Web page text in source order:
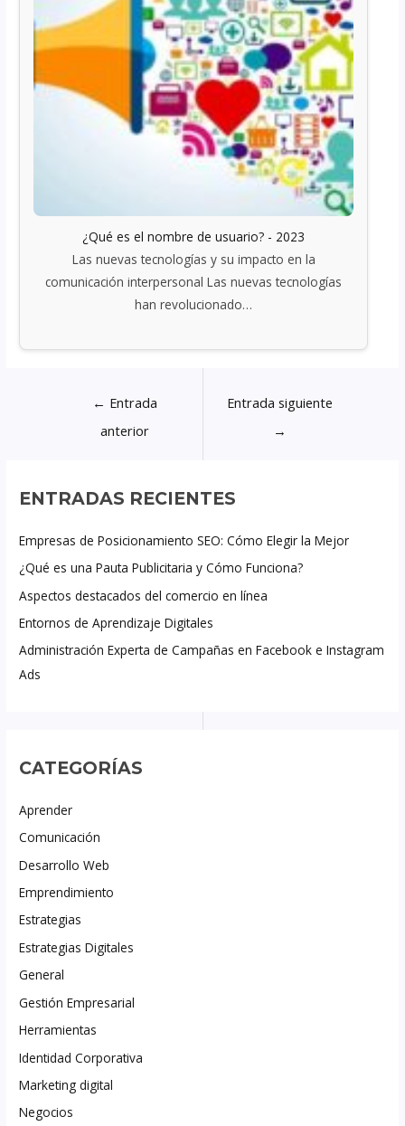
ENTRADAS RECIENTES
Empresas de Posicionamiento SEO: Cómo Elegir la Mejor
¿Qué es una Pauta Publicitaria y Cómo Funciona?
Aspectos destacados del comercio en línea
Entornos de Aprendizaje Digitales
Administración Experta de Campañas en Facebook e Instagram
Ads
CATEGORÍAS
Aprender
Comunicación
Desarrollo Web
Emprendimiento
Estrategias
Estrategias Digitales
General
Gestión Empresarial
Herramientas
Identidad Corporativa
Marketing digital
Negocios
¿Qué es el nombre de usuario? - 2023
Las nuevas tecnologías y su impacto en la
comunicación interpersonal Las nuevas tecnologías
han revolucionado…
← Entrada
anterior
Entrada siguiente
→